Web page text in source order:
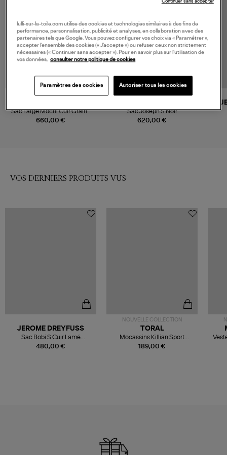
660,00 €
Sac Large Mochi Cuir Grainé
Black
620,00 €
Sac Joseph S Noir
VOS DERNIERS PRODUITS VUS
480,00 €
JEROME DREYFUSS
Sac Bobi S Cuir Lamé
Champagne
NOUVELLE COLLECTION
189,00 €
TORAL
Mocassins Killian Sport
Mousse
lulli-sur-la-toile.com utilise des cookies et technologies similaires à des fins de
performance, personnalisation, publicité et analyses, en collaboration avec des
partenaires tels que Google. Vous pouvez configurer vos choix via « Paramétrer »,
accepter l’ensemble des cookies (« J’accepte ») ou refuser ceux non strictement
nécessaires (« Continuer sans accepter »). Pour en savoir plus sur l’utilisation de
vos données, consulter notre politique de cookies
Paramètres des cookies Autoriser tous les cookies
Continuer sans accepter